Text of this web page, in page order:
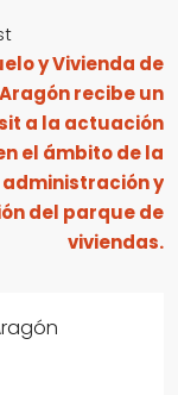
y Vivienda de
Aragón recibe un
a la actuación
el ámbito de la
administración y
del parque de
viviendas.